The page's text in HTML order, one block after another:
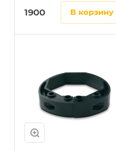
1900 в корзину